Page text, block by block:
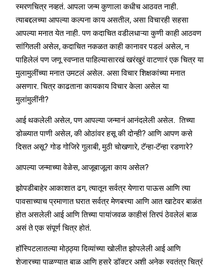
स्मरणचित्र नव्हतं. आपला जन्म कुणाला कधीच आठवत नाही.
त्याबद्दलच्या आपल्या कल्पना काय असतील, असा विचारही सहसा
आपल्या मनात येत नाही. पण कदाचित वडीलधाऱ्या कुणी काही आठवण
सांगितली असेल, कदाचित नकळत काही कानावर पडलं असेल, न
पाहिलेलं पण जणू स्वप्नात पाहिल्यासारखं खरंखुरं वाटणारं एक चित्र या
मुलामुलींच्या मनात उमटलं असेल. असा विचार शिक्षकांच्या मनात
असणार. चित्र काढताना कायकाय विचार केला असेल या
मुलांमुलींनी?
आई थकलेली असेल, पण आपल्या जन्मानं आनंदलेली असेल. तिच्या
डोळ्यात पाणी असेल, की ओठांवर हसू की दोन्ही? आणि आपण कसे
दिसत असू? गोड गोजिरे गुलाबी, मुठी चोखणारे, टॅन्हा-टॅन्हा रडणारे?
आपल्या जन्माच्या वेळेस, आजूबाजूला काय असेल?
झोपडीबाहेर आकाशात ढग, त्यातून सर्वत्र येणारा पाऊस आणि त्या
पावसाच्याच प्रमाणात घरात सर्वत्र मेणबत्त्या आणि आत खाटेवर बाळंत
होत असलेली आई आणि तिच्या पायांजवळ काहीसं तिरपं ठेवलेलं बाळ
असं ते एक संपूर्ण चित्र होतं.
हॉस्पिटलातल्या मोठ्ठ्या दिव्यांच्या खोलीत झोपलेली आई आणि
शेजारच्या पाळण्यात बाळ आणि हसरे डॉक्टर अशी अनेक स्वतंत्र चित्रं